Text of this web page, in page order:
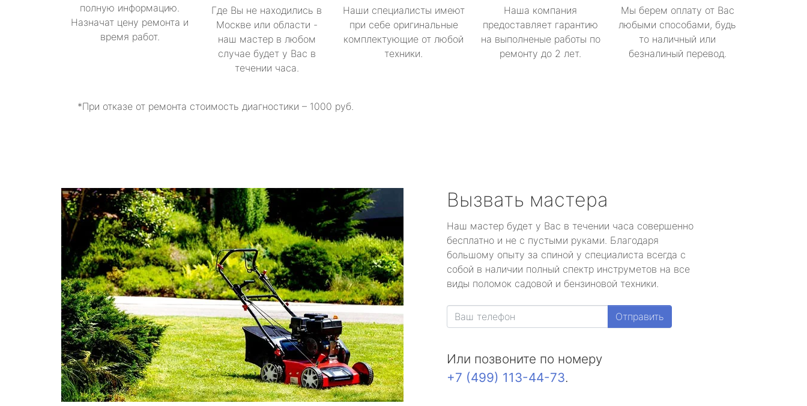
полную информацию.
Назначат цену ремонта и
время работ.
Где Вы не находились в
Москве или области -
наш мастер в любом
случае будет у Вас в
течении часа.
Наши специалисты имеют
при себе оригинальные
комплектующие от любой
техники.
Наша компания
предоставляет гарантию
на выполненые работы по
ремонту до 2 лет.
Мы берем оплату от Вас
любыми способами, будь
то наличный или
безналиный перевод.
*При отказе от ремонта стоимость диагностики – 1000 руб.
Вызвать мастера
Наш мастер будет у Вас в течении часа совершенно
бесплатно и не с пустыми руками. Благодаря
большому опыту за спиной у специалиста всегда с
собой в наличии полный спектр инструметов на все
виды поломок садовой и бензиновой техники.
Отправить
Или позвоните по номеру
+7 (499) 113-44-73.